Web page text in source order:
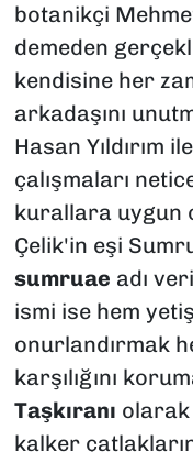
botanikçi
demeden
kendisine her
arkadaşını
Hasan Yıldırım
çalışmaları
kurallara uygun
Çelik'in eşi
sumruae adı
ismi ise hem
onurlandırmak
karşılığını
Taşkıranı olarak
kalker